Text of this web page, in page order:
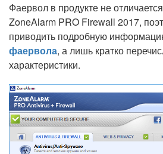
Фаервол в продукте не
ZoneAlarm PRO Firewall 2017,
приводить подробную
фаервола, а лишь кратко
характеристики.